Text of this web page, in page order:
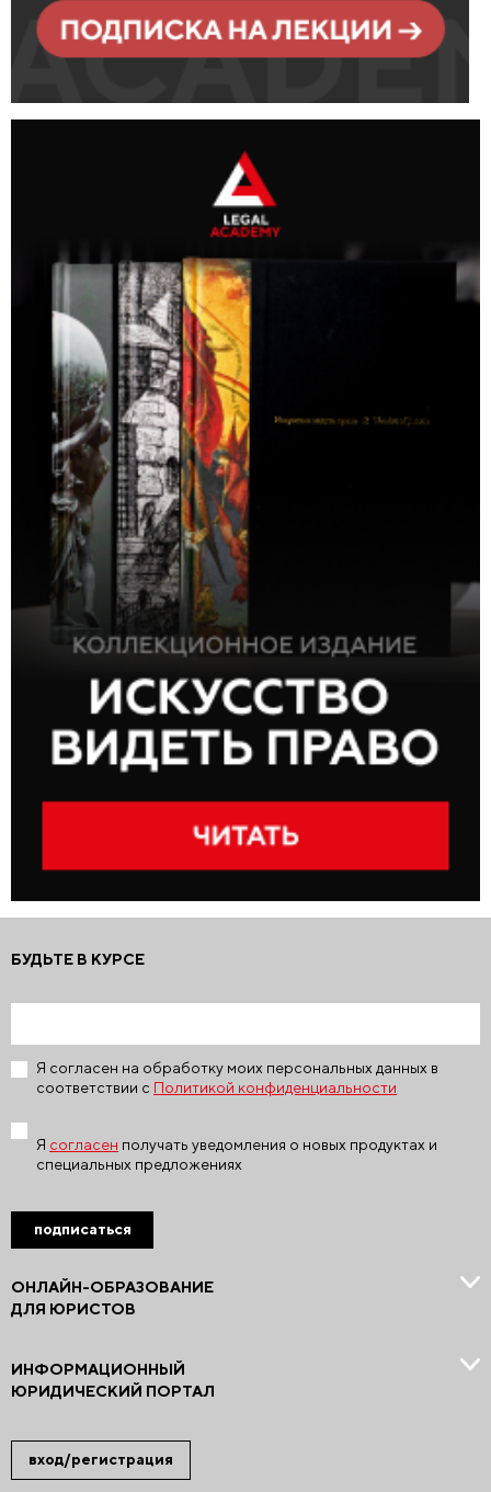
вход/регистрация
ОНЛАЙН-ОБРАЗОВАНИЕ
ДЛЯ ЮРИСТОВ
ИНФОРМАЦИОННЫЙ
ЮРИДИЧЕСКИЙ ПОРТАЛ
БУДЬТЕ В КУРСЕ
Я согласен на обработку моих персональных данных в
соответствии с Политикой конфиденциальности
Я согласен получать уведомления о новых продуктах и
специальных предложениях
подписаться